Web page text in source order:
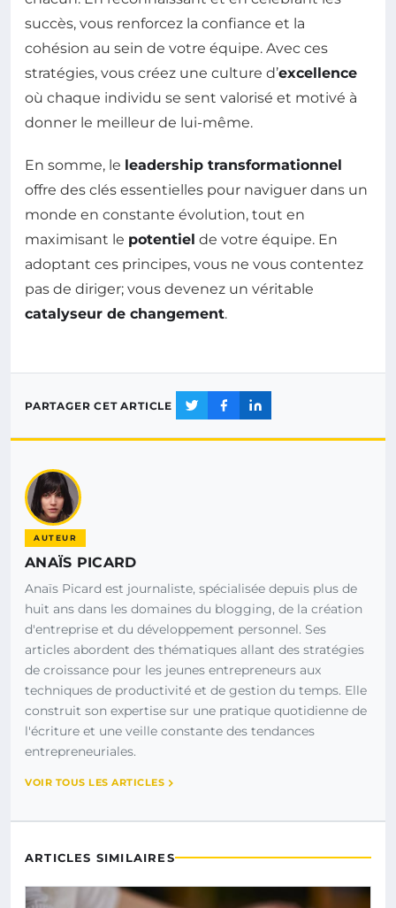
succès, vous renforcez la confiance et la
cohésion au sein de votre équipe. Avec ces
stratégies, vous créez une culture d’excellence
où chaque individu se sent valorisé et motivé à
donner le meilleur de lui-même.
En somme, le leadership transformationnel
offre des clés essentielles pour naviguer dans un
monde en constante évolution, tout en
maximisant le potentiel de votre équipe. En
adoptant ces principes, vous ne vous contentez
pas de diriger; vous devenez un véritable
catalyseur de changement.
PARTAGER CET ARTICLE
AUTEUR
ANAÏS PICARD
Anaïs Picard est journaliste, spécialisée depuis plus de
huit ans dans les domaines du blogging, de la création
d'entreprise et du développement personnel. Ses
articles abordent des thématiques allant des stratégies
de croissance pour les jeunes entrepreneurs aux
techniques de productivité et de gestion du temps. Elle
construit son expertise sur une pratique quotidienne de
l'écriture et une veille constante des tendances
entrepreneuriales.
VOIR TOUS LES ARTICLES
ARTICLES SIMILAIRES